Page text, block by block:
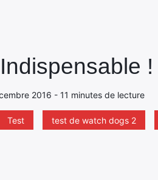
!
2016 - 11 minutes de lecture
Test test de watch dogs 2